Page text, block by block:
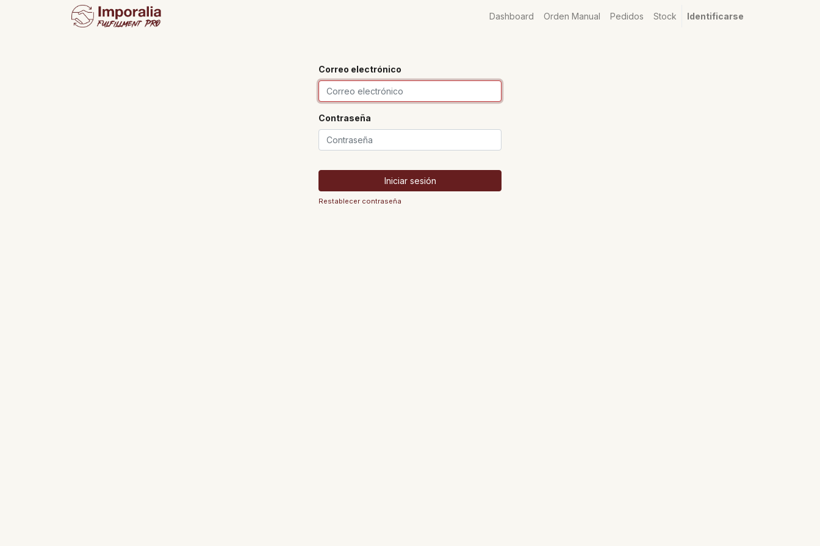
Dashboard Orden Manual Pedidos Stock Identificarse
Correo electrónico
Contraseña
Iniciar sesión
Restablecer contraseña